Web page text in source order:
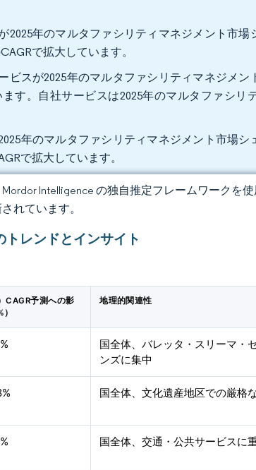
年のマルタファシリティマネジメント市場
で拡大しています。
スが2025年のマルタファシリティマネジメン
す。自社サービスは2025年のマルタファシリ
年のマルタファシリティマネジメント市場シ
で拡大しています。
Intelligence の独自推定フレームワークを
れています。
レンドとインサイト
CAGR予測への影
地理的関連性
国全体、バレッタ・スリーマ・
ンズに集中
国全体、文化遺産地区での厳格
国全体、交通・公共サービスに